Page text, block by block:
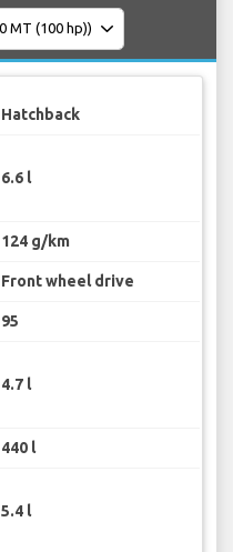
Hatchback
6.6 l
124 g/km
Front wheel drive
95
4.7 l
440 l
5.4 l